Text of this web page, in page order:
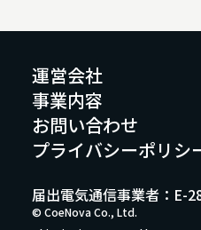
運営会社
事業内容
お問い合わせ
プライバシーポリシ
© CoeNova Co., Ltd.
届出電気通信事業者：E-